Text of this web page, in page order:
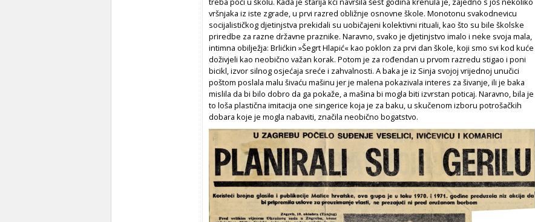
vršnjaka iz iste zgrade, u prvi razred obližnje osnovne škole. Monotonu svakodnevicu
socijalističkog djetinjstva prekidali su uobičajeni kolektivni rituali, kao što su bile školske
priredbe za razne državne praznike. Naravno, svako je djetinjstvo imalo i neke svoja mala,
intimna obilježja: Brlićkin »Šegrt Hlapić« kao poklon za prvi dan škole, koji smo svi kod kuće
doživjeli kao neobično važan korak. Potom je za rođendan u prvom razredu stigao i poni
bicikl, izvor silnog osjećaja sreće i zahvalnosti. A baka je iz Sinja svojoj vrijednoj unučici
poštom poslala malu šivaću mašinu jer je malena pokazivala interes za šivanje, ili je baka
mislila da bi bilo dobro da ga pokaže, a mašina bi mogla biti izvrstan poticaj. Naravno, bila je
to loša plastična imitacija one singerice koja je za baku, u skučenom izboru potrošačkih
dobara koje je mogla nabaviti, značila neobično bogatstvo.